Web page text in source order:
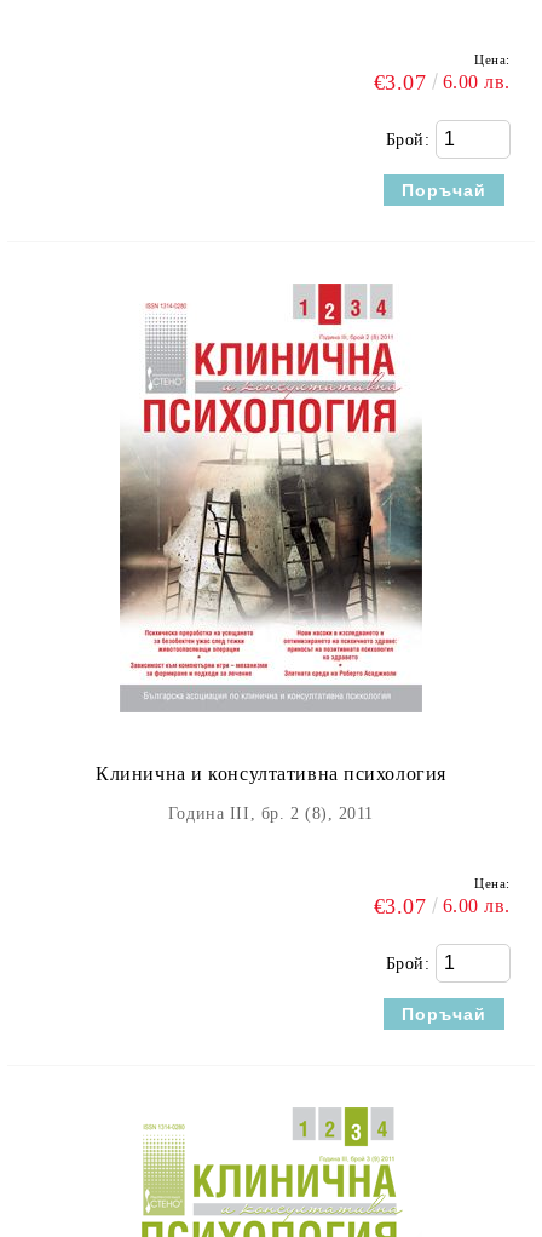
Цена:
€3.07 6.00 лв.
Брой:
Клинична и консултативна психология
Година III, бр. 2 (8), 2011
Цена:
€3.07 6.00 лв.
Брой: